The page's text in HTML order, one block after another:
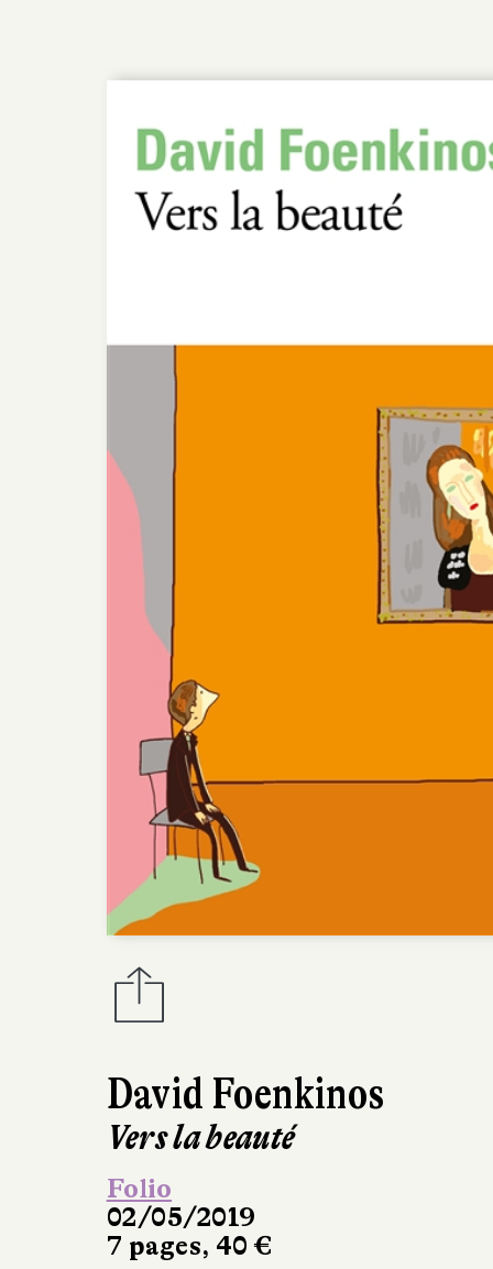
David Foenkinos
Vers la beauté
Folio
02/05/2019
7 pages, 40 €